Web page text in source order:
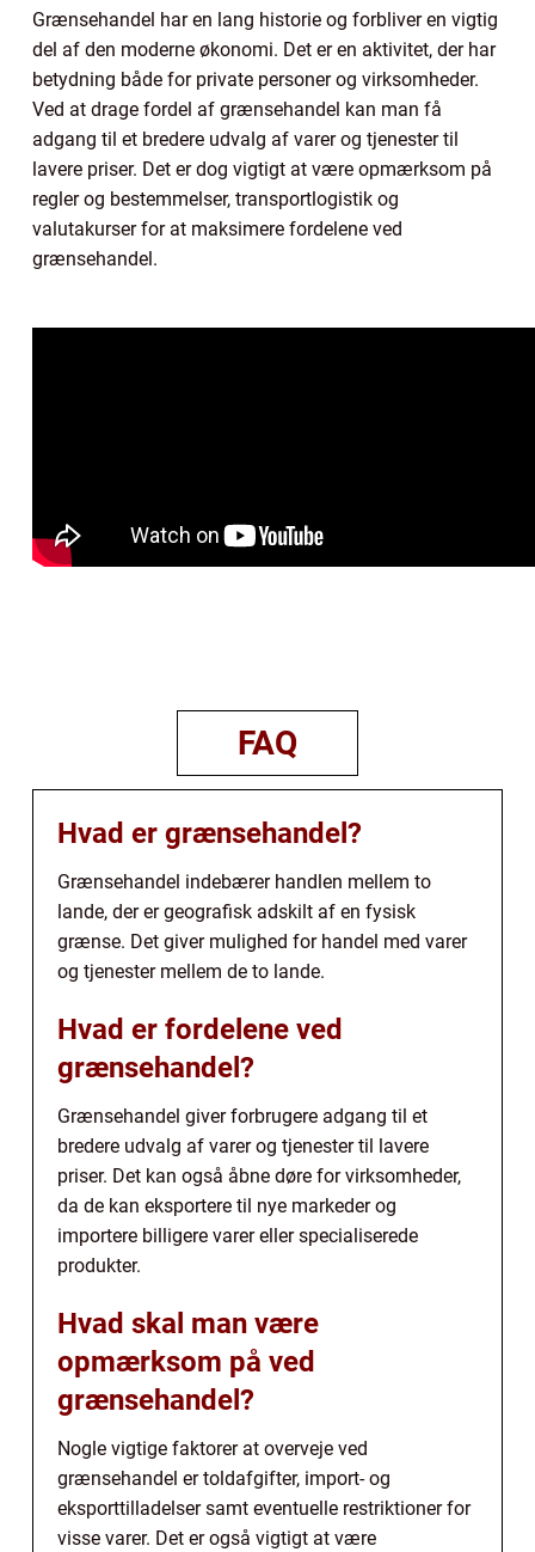
Grænsehandel har en lang historie og forbliver en vigtig
del af den moderne økonomi. Det er en aktivitet, der har
betydning både for private personer og virksomheder.
Ved at drage fordel af grænsehandel kan man få
adgang til et bredere udvalg af varer og tjenester til
lavere priser. Det er dog vigtigt at være opmærksom på
regler og bestemmelser, transportlogistik og
valutakurser for at maksimere fordelene ved
grænsehandel.
FAQ
Hvad er grænsehandel?
Grænsehandel indebærer handlen mellem to
lande, der er geografisk adskilt af en fysisk
grænse. Det giver mulighed for handel med varer
og tjenester mellem de to lande.
Hvad er fordelene ved
grænsehandel?
Grænsehandel giver forbrugere adgang til et
bredere udvalg af varer og tjenester til lavere
priser. Det kan også åbne døre for virksomheder,
da de kan eksportere til nye markeder og
importere billigere varer eller specialiserede
produkter.
Hvad skal man være
opmærksom på ved
grænsehandel?
Nogle vigtige faktorer at overveje ved
grænsehandel er toldafgifter, import- og
eksporttilladelser samt eventuelle restriktioner for
visse varer. Det er også vigtigt at være